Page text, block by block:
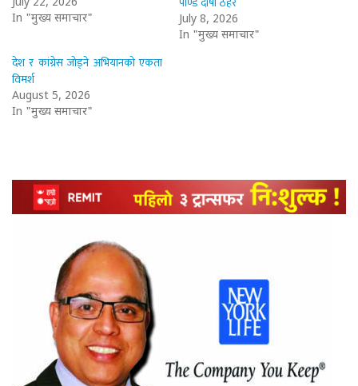
In "मुख्य समाचार"
July 8, 2026
In "मुख्य समाचार"
देश र कांग्रेस जोड्ने अभियानको एकता
विमर्श
August 5, 2026
In "मुख्य समाचार"